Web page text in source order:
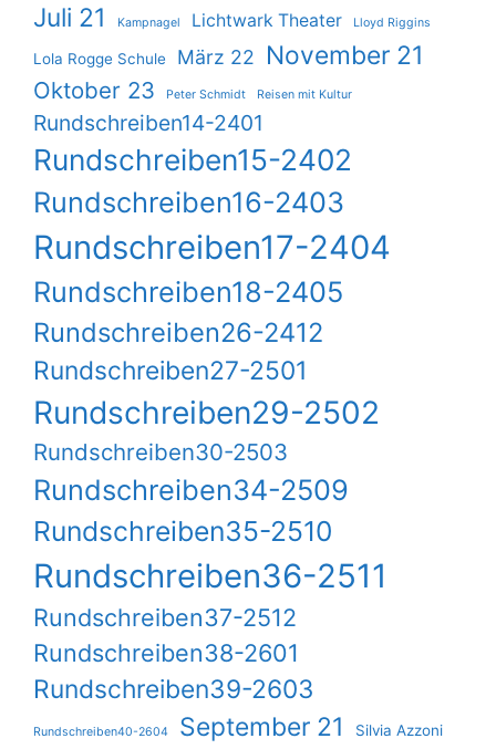
Juli 21 Kampnagel Lichtwark Theater Lloyd Riggins
Lola Rogge Schule März 22 November 21
Oktober 23 Peter Schmidt Reisen mit Kultur
Rundschreiben14-2401
Rundschreiben15-2402
Rundschreiben16-2403
Rundschreiben17-2404
Rundschreiben18-2405
Rundschreiben26-2412
Rundschreiben27-2501
Rundschreiben29-2502
Rundschreiben30-2503
Rundschreiben34-2509
Rundschreiben35-2510
Rundschreiben36-2511
Rundschreiben37-2512
Rundschreiben38-2601
Rundschreiben39-2603
Rundschreiben40-2604 September 21 Silvia Azzoni